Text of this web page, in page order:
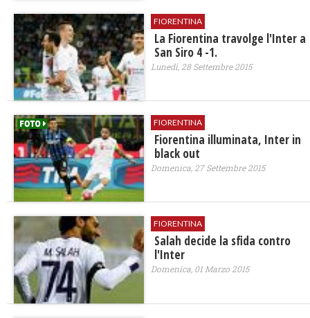
FIORENTINA
La Fiorentina travolge l'Inter a
San Siro 4 -1.
Lunedì, 28 Settembre 2015
FIORENTINA
Fiorentina illuminata, Inter in
black out
Domenica, 27 Settembre 2015
FIORENTINA
Salah decide la sfida contro
l'Inter
Domenica, 01 Marzo 2015